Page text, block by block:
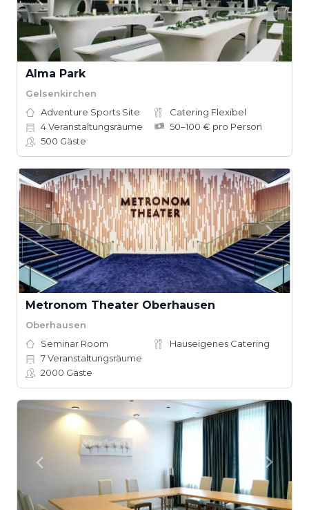
Alma Park
Gelsenkirchen
Adventure Sports Site
Catering Flexibel
4Veranstaltungsräume
50–100 € pro Person
500 Gäste
Metronom Theater Oberhausen
Oberhausen
Seminar Room
Hauseigenes Catering
7Veranstaltungsräume
2000 Gäste